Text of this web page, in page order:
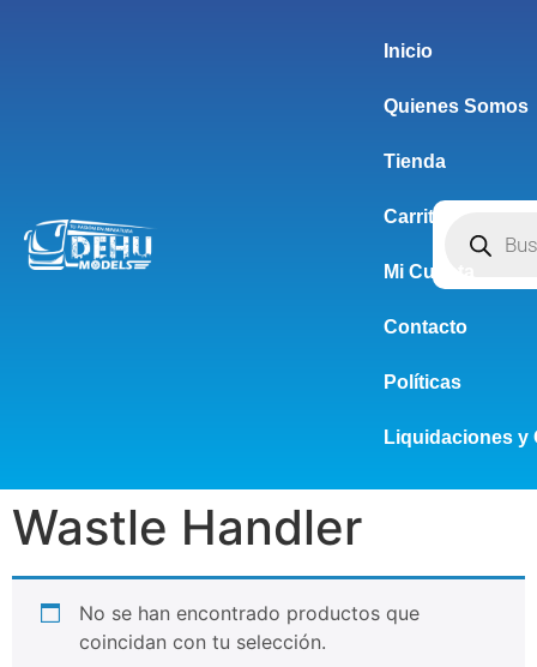
Inicio
Quienes Somos
Tienda
Carrito
Mi Cuenta
Contacto
Políticas
Liquidaciones y
Wastle Handler
No se han encontrado productos que
coincidan con tu selección.